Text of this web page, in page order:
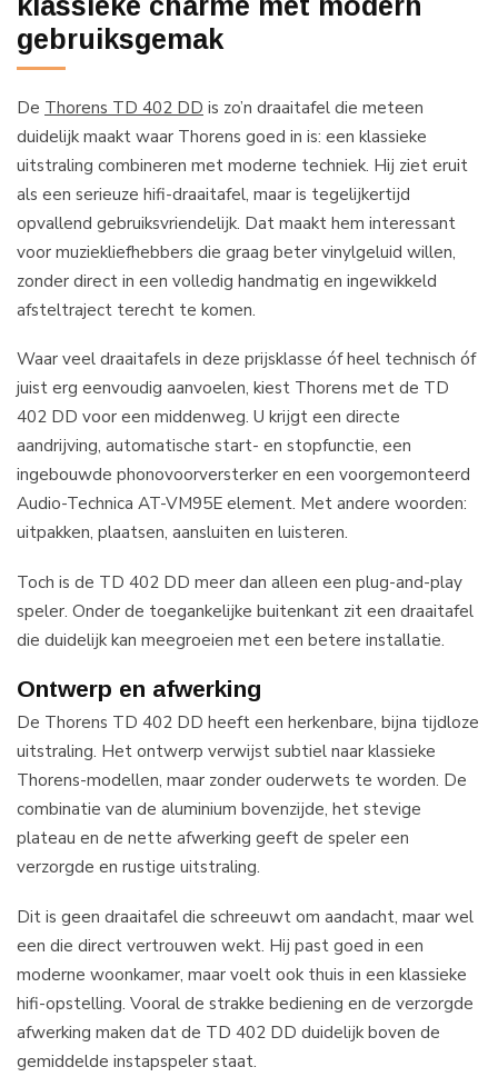
gebruiksgemak
De Thorens TD 402 DD is zo’n draaitafel die meteen
duidelijk maakt waar Thorens goed in is: een klassieke
uitstraling combineren met moderne techniek. Hij ziet eruit
als een serieuze hifi-draaitafel, maar is tegelijkertijd
opvallend gebruiksvriendelijk. Dat maakt hem interessant
voor muziekliefhebbers die graag beter vinylgeluid willen,
zonder direct in een volledig handmatig en ingewikkeld
afsteltraject terecht te komen.
Waar veel draaitafels in deze prijsklasse óf heel technisch óf
juist erg eenvoudig aanvoelen, kiest Thorens met de TD
402 DD voor een middenweg. U krijgt een directe
aandrijving, automatische start- en stopfunctie, een
ingebouwde phonovoorversterker en een voorgemonteerd
Audio-Technica AT-VM95E element. Met andere woorden:
uitpakken, plaatsen, aansluiten en luisteren.
Toch is de TD 402 DD meer dan alleen een plug-and-play
speler. Onder de toegankelijke buitenkant zit een draaitafel
die duidelijk kan meegroeien met een betere installatie.
Ontwerp en afwerking
De Thorens TD 402 DD heeft een herkenbare, bijna tijdloze
uitstraling. Het ontwerp verwijst subtiel naar klassieke
Thorens-modellen, maar zonder ouderwets te worden. De
combinatie van de aluminium bovenzijde, het stevige
plateau en de nette afwerking geeft de speler een
verzorgde en rustige uitstraling.
Dit is geen draaitafel die schreeuwt om aandacht, maar wel
een die direct vertrouwen wekt. Hij past goed in een
moderne woonkamer, maar voelt ook thuis in een klassieke
hifi-opstelling. Vooral de strakke bediening en de verzorgde
afwerking maken dat de TD 402 DD duidelijk boven de
gemiddelde instapspeler staat.